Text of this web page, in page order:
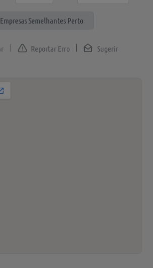
Empresas Semelhantes Perto
Sugerir
Reportar Erro